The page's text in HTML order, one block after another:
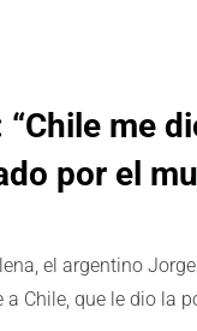
me
por el
el argentino
Chile, que le dio la